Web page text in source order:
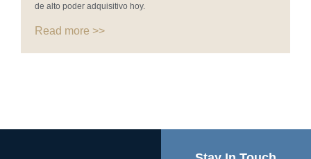
de alto poder adquisitivo hoy.
Read more >>